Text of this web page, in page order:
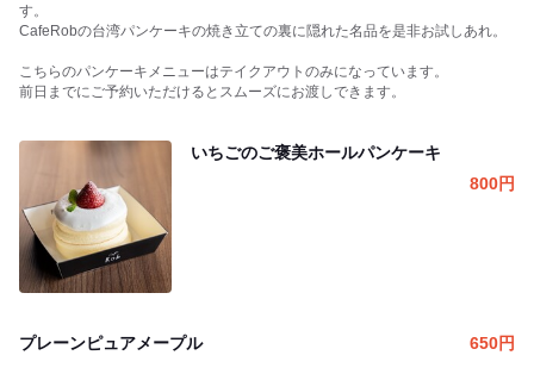
す。
CafeRobの台湾パンケーキの焼き立ての裏に隠れた名品を是非お試しあれ。
こちらのパンケーキメニューはテイクアウトのみになっています。
前日までにご予約いただけるとスムーズにお渡しできます。
いちごのご褒美ホールパンケーキ
800円
プレーンピュアメープル 650円